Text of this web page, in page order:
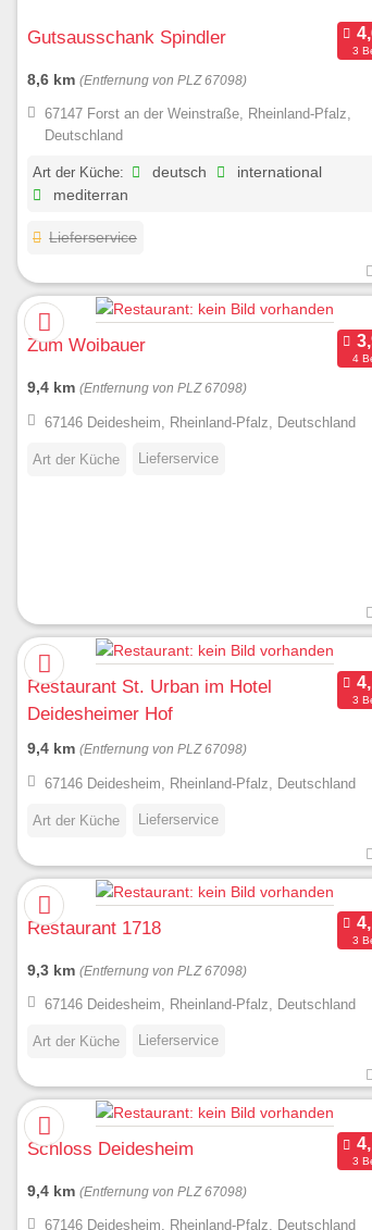
Gutsausschank Spindler
3
8,6 km (Entfernung von PLZ 67098)
67147 Forst an der Weinstraße, Rheinland-Pfalz,
Deutschland
Art der Küche: deutsch
international
mediterran
Lieferservice
Zum Woibauer
4
9,4 km (Entfernung von PLZ 67098)
67146 Deidesheim, Rheinland-Pfalz, Deutschland
Art der Küche Lieferservice
Restaurant St. Urban im Hotel
Deidesheimer Hof
3
9,4 km (Entfernung von PLZ 67098)
67146 Deidesheim, Rheinland-Pfalz, Deutschland
Art der Küche Lieferservice
Restaurant 1718
3
9,3 km (Entfernung von PLZ 67098)
67146 Deidesheim, Rheinland-Pfalz, Deutschland
Art der Küche Lieferservice
Schloss Deidesheim
3
9,4 km (Entfernung von PLZ 67098)
67146 Deidesheim, Rheinland-Pfalz, Deutschland